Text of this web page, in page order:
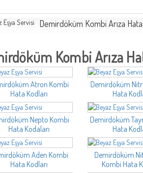
Demirdöküm Kombi Arıza
Kombi Arıza
Atron Kombi
Hata Kodları
Demirdöküm
Hata
Nepto Kombi
Hata Kodaları
Demirdöküm
Hata
Aden Kombi
Hata Kodları
Demirdöküm
Kombi Hata